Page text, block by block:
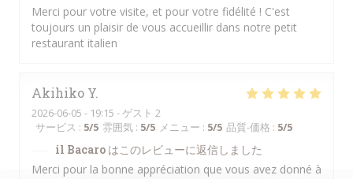
Merci pour votre visite, et pour votre fidélité ! C'est
toujours un plaisir de vous accueillir dans notre petit
restaurant italien
Akihiko Y
2026-06-05 - 19:15 - ゲスト 2
サービス : 5/5 雰囲気 : 5/5 メニュー : 5/5 品質-価格 : 5/5
il Bacaro はこのレビューに返信しました
Merci pour la bonne appréciation que vous avez donné à